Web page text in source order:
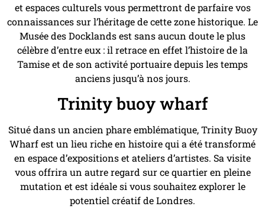
et espaces culturels vous permettront de parfaire vos
connaissances sur l’héritage de cette zone historique. Le
Musée des Docklands est sans aucun doute le plus
célèbre d’entre eux : il retrace en effet l’histoire de la
Tamise et de son activité portuaire depuis les temps
anciens jusqu’à nos jours.
Trinity buoy wharf
Situé dans un ancien phare emblématique, Trinity Buoy
Wharf est un lieu riche en histoire qui a été transformé
en espace d’expositions et ateliers d’artistes. Sa visite
vous offrira un autre regard sur ce quartier en pleine
mutation et est idéale si vous souhaitez explorer le
potentiel créatif de Londres.